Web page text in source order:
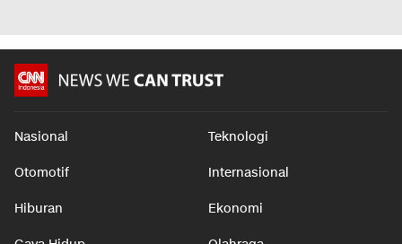
Nasional Teknologi
Otomotif Internasional
Hiburan Ekonomi